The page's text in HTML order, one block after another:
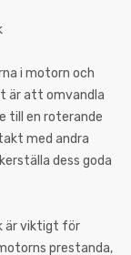
i motorn och
är att omvandla
till en roterande
med andra
dess goda
är viktigt för
prestanda,